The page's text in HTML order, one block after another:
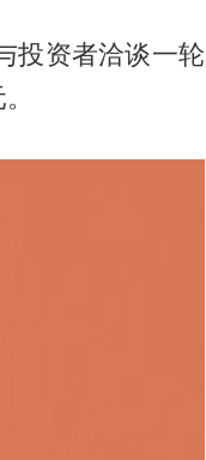
投资者洽谈一轮